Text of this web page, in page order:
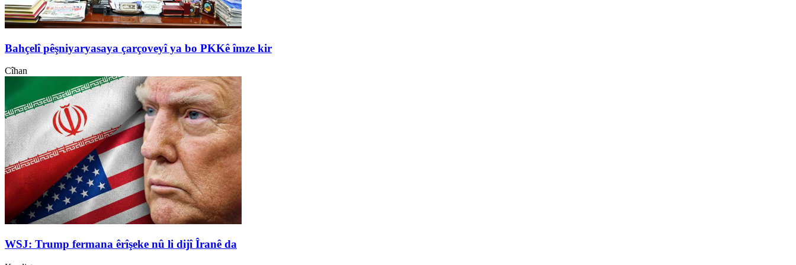
Bahçelî pêşniyaryasaya çarçoveyî ya bo PKKê îmze kir
Cîhan
WSJ: Trump fermana êrîşeke nû li dijî Îranê da